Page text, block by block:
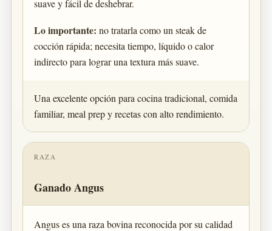
suave y fácil de deshebrar.
Lo importante: no tratarla como un steak de
cocción rápida; necesita tiempo, líquido o calor
indirecto para lograr una textura más suave.
Una excelente opción para cocina tradicional, comida
familiar, meal prep y recetas con alto rendimiento.
RAZA
Ganado Angus
Angus es una raza bovina reconocida por su calidad